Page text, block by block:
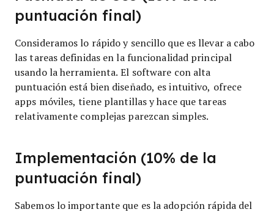
puntuación final)
Consideramos lo rápido y sencillo que es llevar a cabo
las tareas definidas en la funcionalidad principal
usando la herramienta. El software con alta
puntuación está bien diseñado, es intuitivo, ofrece
apps móviles, tiene plantillas y hace que tareas
relativamente complejas parezcan simples.
Implementación (10% de la
puntuación final)
Sabemos lo importante que es la adopción rápida del